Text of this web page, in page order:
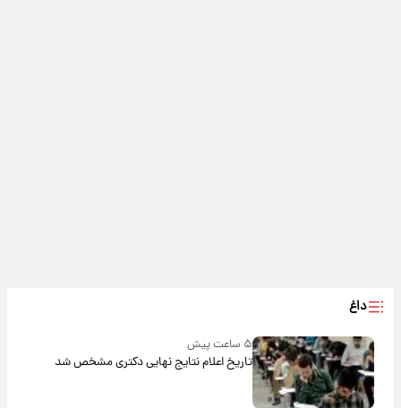
داغ
۵ ساعت پیش
تاریخ اعلام نتایج نهایی دکتری مشخص شد